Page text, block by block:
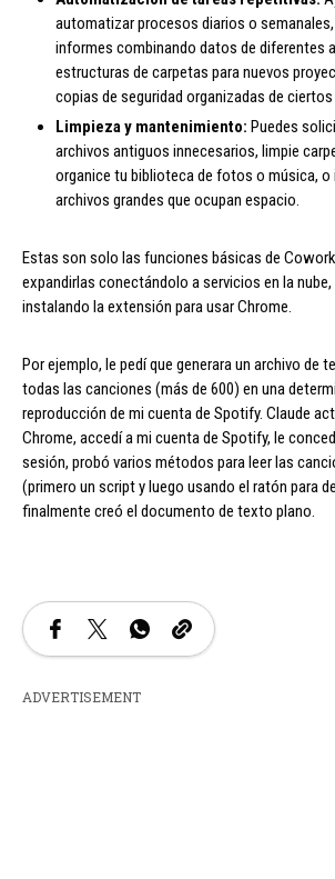
automatizar procesos diarios o
informes combinando datos de diferentes
estructuras de carpetas para nuevos
copias de seguridad organizadas de
Limpieza y mantenimiento: Puedes
archivos antiguos innecesarios, limpie
organice tu biblioteca de fotos o música, o
archivos grandes que ocupan espacio.
Estas son solo las funciones básicas de
expandirlas conectándolo a servicios en la
instalando la extensión para usar Chrome.
Por ejemplo, le pedí que generara un archivo de
todas las canciones (más de 600) en una
reproducción de mi cuenta de Spotify. Claude
Chrome, accedí a mi cuenta de Spotify, le
sesión, probó varios métodos para leer las
(primero un script y luego usando el ratón para
finalmente creó el documento de texto plano.
ADVERTISEMENT